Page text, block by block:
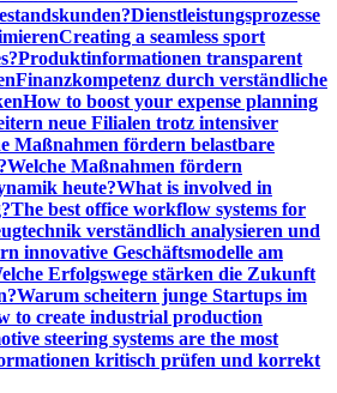
Dienstleistungsprozesse
Creating a seamless sport
Produktinformationen transparent
Finanzkompetenz durch verständliche
How to boost your expense planning
neue Filialen trotz intensiver
Maßnahmen fördern belastbare
Welche Maßnahmen fördern
heute?What is involved in
The best office workflow systems for
verständlich analysieren und
innovative Geschäftsmodelle am
Erfolgswege stärken die Zukunft
Warum scheitern junge Startups im
to create industrial production
steering systems are the most
kritisch prüfen und korrekt